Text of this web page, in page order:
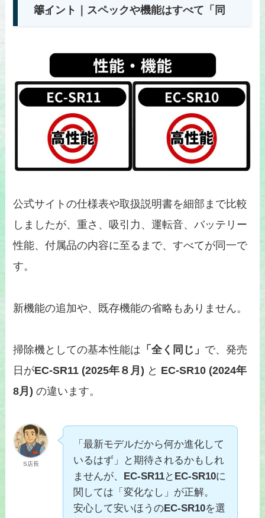
ポイント｜スペックや機能はすべて「同等」
公式サイトの仕様表や取扱説明書を細部まで比較
しましたが、重さ、吸引力、運転音、バッテリー
性能、付属品の内容に至るまで、すべてが同一で
す。
新機能の追加や、既存機能の省略もありません。
掃除機としての基本性能は 「全く同じ」 で、発売
日がEC-SR11 (2025年８月) と EC-SR10 (2024年
8月) の違います。
S店長
「最新モデルだから何か進化して
いるはず」と期待されるかもしれ
ませんが、
EC-SR11と EC-SR10に
関しては「変化なし」が正解。
安心して安いほうのEC-SR10を選